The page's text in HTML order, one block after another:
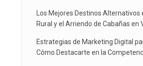
Los Mejores Destinos
Rural y el Arriendo de Cabañas en
Estrategias de Marketing Digital
Cómo Destacarte en la